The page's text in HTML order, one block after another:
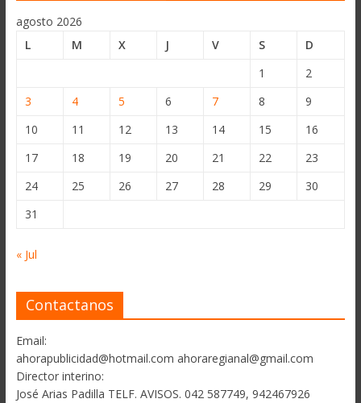
agosto 2026
L
M X J V S
D
1
2
3
4 5 6 7 8
9
10
11 12 13 14 15
16
17
18 19 20 21 22
23
24
25 26 27 28 29
30
31
« Jul
Contactanos
Email:
ahorapublicidad@hotmail.com ahoraregianal@gmail.com
Director interino:
José Arias Padilla TELF. AVISOS. 042 587749, 942467926